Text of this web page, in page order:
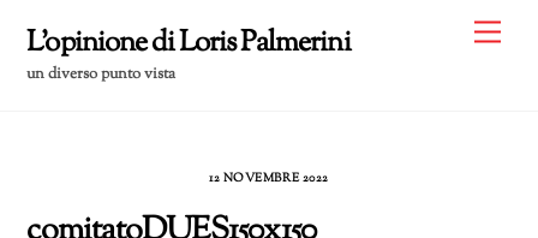
content
L'opinione di Loris Palmerini
un diverso punto vista
12 NOVEMBRE 2022